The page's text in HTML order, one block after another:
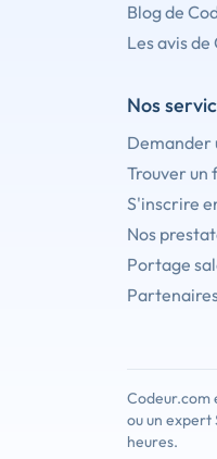
Blog de
Les avis
Nos
Demander
Trouver un
S'inscrire
Nos
Portage
Codeur.com
ou un expert
heures.